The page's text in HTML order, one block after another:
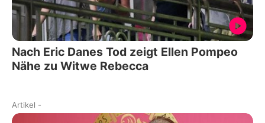
Nach Eric Danes Tod zeigt Ellen Pompeo
Nähe zu Witwe Rebecca
Artikel -